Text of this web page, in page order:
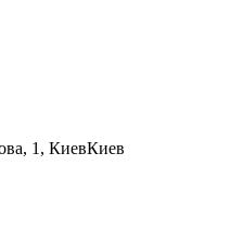
1, КиевКиев